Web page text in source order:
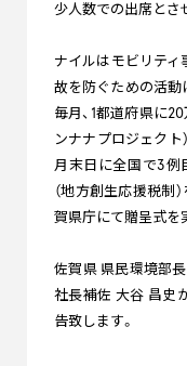
少人数での出席とさ
ナイルはモビリティ
故を防ぐための活動
毎月、1都道府県に
ンナナプロジェクト
月末日に全国で3例
（地方創生応援税制
賀県庁にて贈呈式を
佐賀県 県民環境部
社長補佐 大谷 昌史
告致します。